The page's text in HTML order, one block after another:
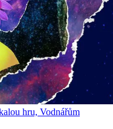
hru, Vodnářům